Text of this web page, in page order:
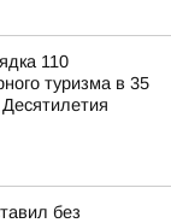
110
туризма в 35
без